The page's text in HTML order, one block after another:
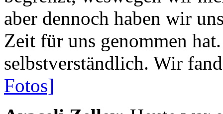
aber dennoch haben wir
Zeit für uns genommen
selbstverständlich. Wir
Fotos]